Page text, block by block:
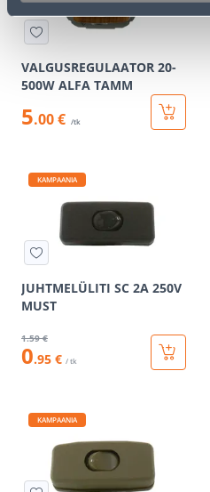
VALGUSREGULAATOR 20-
500W ALFA TAMM
5.00 € /tk
KAMPAANIA
JUHTMELÜLITI SC 2A 250V
MUST
1.59 €
0.95 € / tk
KAMPAANIA